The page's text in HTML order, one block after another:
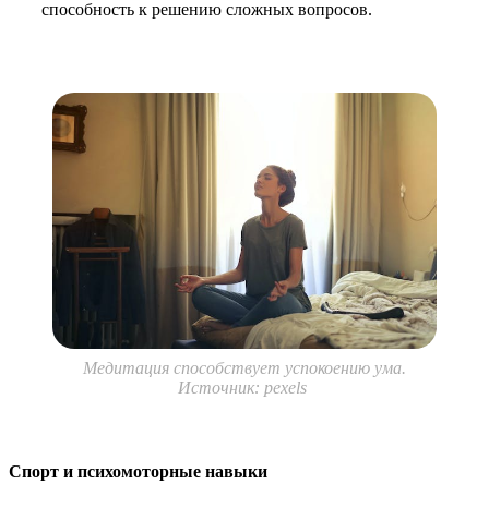
способность к решению сложных вопросов.
Медитация способствует успокоению ума.
Источник: pexels
Спорт и психомоторные навыки